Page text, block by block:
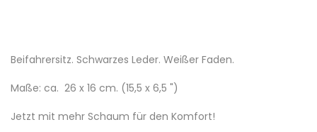
Beifahrersitz. Schwarzes Leder. Weißer Faden.
Maße: ca. 26 x 16 cm. (15,5 x 6,5 ")
Jetzt mit mehr Schaum für den Komfort!